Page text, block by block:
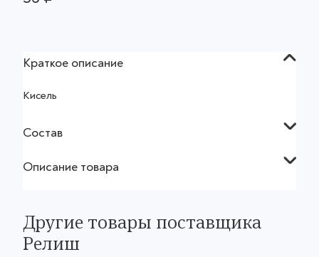
Краткое описание
Кисель
Состав
Описание товара
Другие товары поставщика
Релиш